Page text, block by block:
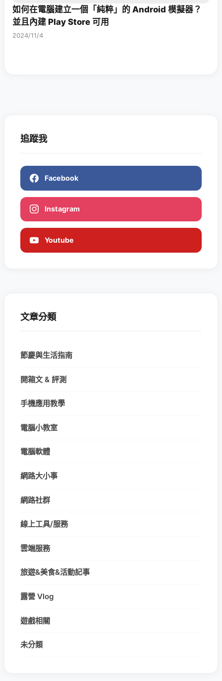
如何在電腦建立一個「純粹」的 Android 模擬器？
並且內建 Play Store 可用
2024/11/4
追蹤我
Facebook
Instagram
Youtube
文章分類
節慶與生活指南
開箱文 & 評測
手機應用教學
電腦小教室
電腦軟體
網路大小事
網路社群
線上工具/服務
雲端服務
旅遊&美食&活動記事
露營 Vlog
遊戲相關
未分類